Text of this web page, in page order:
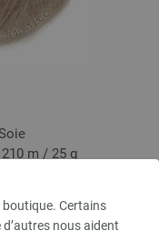
Certains
nous aident
m / 25 g
265,60 € - 334,40 €/ kg